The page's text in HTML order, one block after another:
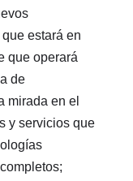
estará en
que operará
de
mirada en el
y servicios que